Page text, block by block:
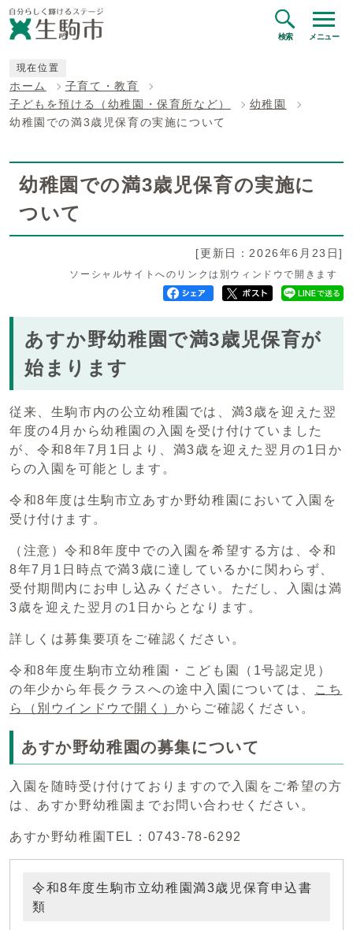
検索 メニュー
現在位置
ホーム
子育て・教育
子どもを預ける（幼稚園・保育所など）
幼稚園
幼稚園での満3歳児保育の実施について
幼稚園での満3歳児保育の実施に
ついて
[更新日：2026年6月23日]
ソーシャルサイトへのリンクは別ウィンドウで開きます
あすか野幼稚園で満3歳児保育が
始まります
従来、生駒市内の公立幼稚園では、満3歳を迎えた翌
年度の4月から幼稚園の入園を受け付けていました
が、令和8年7月1日より、満3歳を迎えた翌月の1日か
らの入園を可能とします。
令和8年度は生駒市立あすか野幼稚園において入園を
受け付けます。
（注意）令和8年度中での入園を希望する方は、令和
8年7月1日時点で満3歳に達しているかに関わらず、
受付期間内にお申し込みください。ただし、入園は満
3歳を迎えた翌月の1日からとなります。
詳しくは募集要項をご確認ください。
令和8年度生駒市立幼稚園・こども園（1号認定児）
の年少から年長クラスへの途中入園については、
こち
ら
（別ウインドウで開く）からご確認ください。
あすか野幼稚園の募集について
入園を随時受け付けておりますので入園をご希望の方
は、あすか野幼稚園までお問い合わせください。
あすか野幼稚園TEL：0743-78-6292
令和8年度生駒市立幼稚園満3歳児保育申込書
類